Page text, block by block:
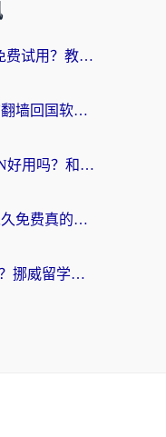
海外党必看：gecko加速器免费试用？教你选对回国加速器，无缝刷国内剧玩游戏
海外党必看：如何选对电脑翻墙回国软件，轻松解锁国内资源？
海外党纠结？快帆TV版VPN好用吗？和扇贝手游VPN对比哪个回国效果更好？
海外党必看：免费加速器永久免费真的存在吗？教你选对回国加速器无缝刷国内资源
ChickCN和夏时国际好用吗？挪威留学生亲测3款回国加速器，附穿梭和加速喵对比指南